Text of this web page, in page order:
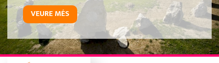
VEURE MÉS